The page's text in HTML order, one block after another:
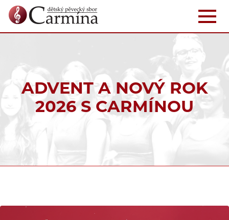
ADVENT A NOVÝ ROK
2026 S CARMÍNOU